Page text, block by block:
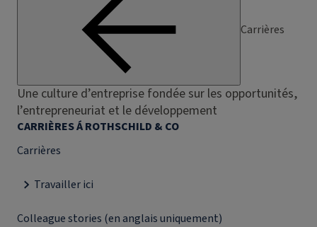
Carrières
Une culture d’entreprise fondée sur les opportunités,
l’entrepreneuriat et le développement
CARRIÈRES Á ROTHSCHILD & CO
Carrières
Travailler ici
Colleague stories (en anglais uniquement)